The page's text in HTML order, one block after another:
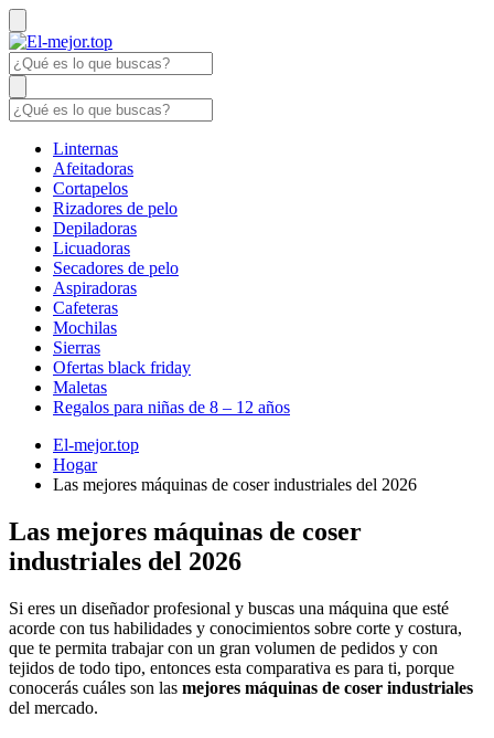
Linternas
Afeitadoras
Cortapelos
Rizadores de pelo
Depiladoras
Licuadoras
Secadores de pelo
Aspiradoras
Cafeteras
Mochilas
Sierras
Ofertas black friday
Maletas
Regalos para niñas de 8 – 12 años
El-mejor.top
Hogar
Las mejores máquinas de coser industriales del 2026
Las mejores máquinas de coser
industriales del 2026
Si eres un diseñador profesional y buscas una máquina que esté
acorde con tus habilidades y conocimientos sobre corte y costura,
que te permita trabajar con un gran volumen de pedidos y con
tejidos de todo tipo, entonces esta comparativa es para ti, porque
conocerás cuáles son las mejores máquinas de coser industriales
del mercado.